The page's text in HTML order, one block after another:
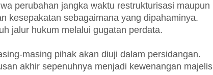
perubahan jangka waktu restrukturisasi maupun
kesepakatan sebagaimana yang dipahaminya.
jalur hukum melalui gugatan perdata.
masing pihak akan diuji dalam persidangan.
akhir sepenuhnya menjadi kewenangan majelis